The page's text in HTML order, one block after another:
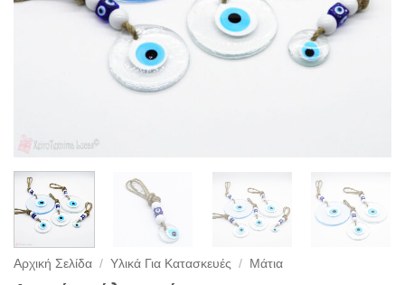
Αρχική Σελίδα / Υλικά Για Κατασκευές / Μάτια